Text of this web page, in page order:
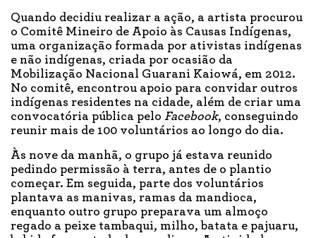
Quando decidiu realizar a ação, a artista procurou
o Comitê Mineiro de Apoio às Causas Indígenas,
uma organização formada por ativistas indígenas
e não indígenas, criada por ocasião da
Mobilização Nacional Guarani Kaiowá, em 2012.
No comitê, encontrou apoio para convidar outros
indígenas residentes na cidade, além de criar uma
convocatória pública pelo Facebook, conseguindo
reunir mais de 100 voluntários ao longo do dia.
Às nove da manhã, o grupo já estava reunido
pedindo permissão à terra, antes de o plantio
começar. Em seguida, parte dos voluntários
plantava as manivas, ramas da mandioca,
enquanto outro grupo preparava um almoço
regado a peixe tambaqui, milho, batata e pajuaru,